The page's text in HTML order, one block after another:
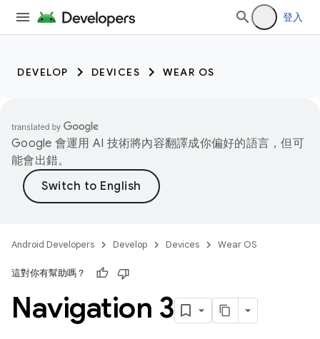
登入
DEVELOP DEVICES WEAR OS
Google 會運用 AI 技術將內容翻譯成你偏好的語言，但可
能會出錯。
Android Developers Develop Devices Wear OS
這對你有幫助嗎？
Navigation 3